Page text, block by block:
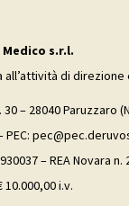
Medico s.r.l.
di direzione
– 28040 Paruzzaro
PEC:
– REA Novara n.
i.v.